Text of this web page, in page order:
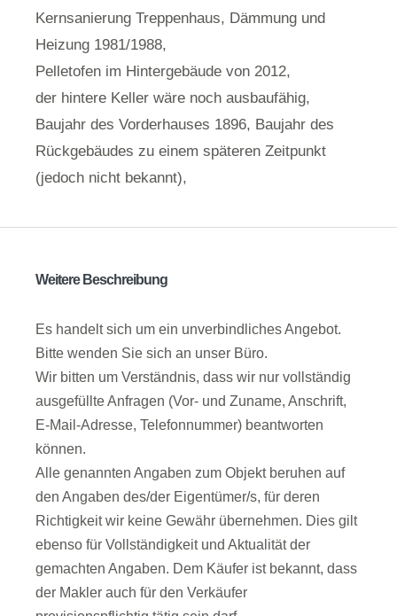
Kernsanierung Treppenhaus, Dämmung und
Heizung 1981/1988,
Pelletofen im Hintergebäude von 2012,
der hintere Keller wäre noch ausbaufähig,
Baujahr des Vorderhauses 1896, Baujahr des
Rückgebäudes zu einem späteren Zeitpunkt
(jedoch nicht bekannt),
Weitere Beschreibung
Es handelt sich um ein unverbindliches Angebot.
Bitte wenden Sie sich an unser Büro.
Wir bitten um Verständnis, dass wir nur vollständig
ausgefüllte Anfragen (Vor- und Zuname, Anschrift,
E-Mail-Adresse, Telefonnummer) beantworten
können.
Alle genannten Angaben zum Objekt beruhen auf
den Angaben des/der Eigentümer/s, für deren
Richtigkeit wir keine Gewähr übernehmen. Dies gilt
ebenso für Vollständigkeit und Aktualität der
gemachten Angaben. Dem Käufer ist bekannt, dass
der Makler auch für den Verkäufer